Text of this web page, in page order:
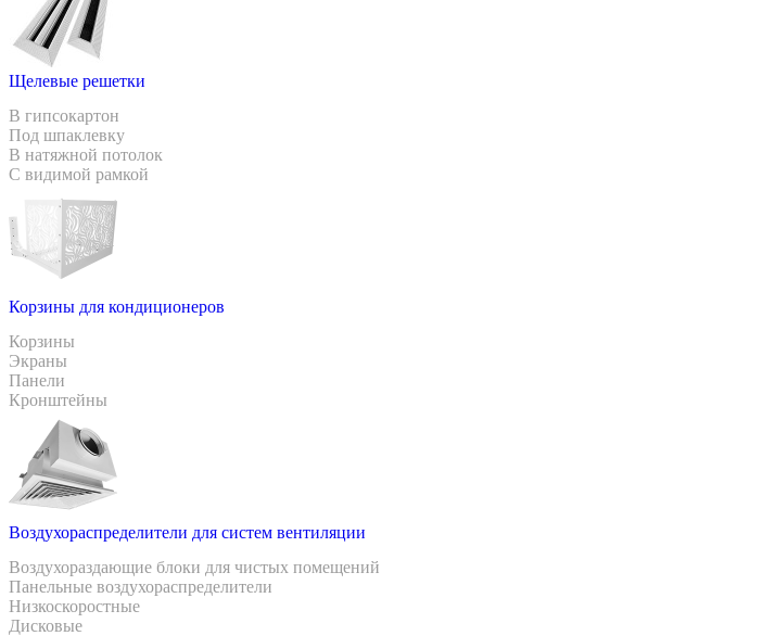
Щелевые решетки
В гипсокартон
Под шпаклевку
В натяжной потолок
С видимой рамкой
Корзины для кондиционеров
Корзины
Экраны
Панели
Кронштейны
Воздухораспределители для систем вентиляции
Воздухораздающие блоки для чистых помещений
Панельные воздухораспределители
Низкоскоростные
Дисковые